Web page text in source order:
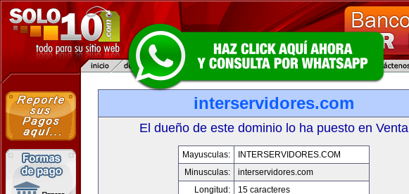
interservidores.com
El dueño de este dominio lo ha puesto en Venta
Mayusculas:
INTERSERVIDORES.COM
Minusculas:
interservidores.com
Longitud:
15 caracteres